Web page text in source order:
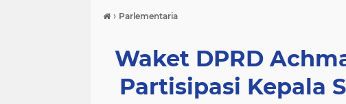
› Parlementaria
Waket DPRD
Partisipasi Kepala